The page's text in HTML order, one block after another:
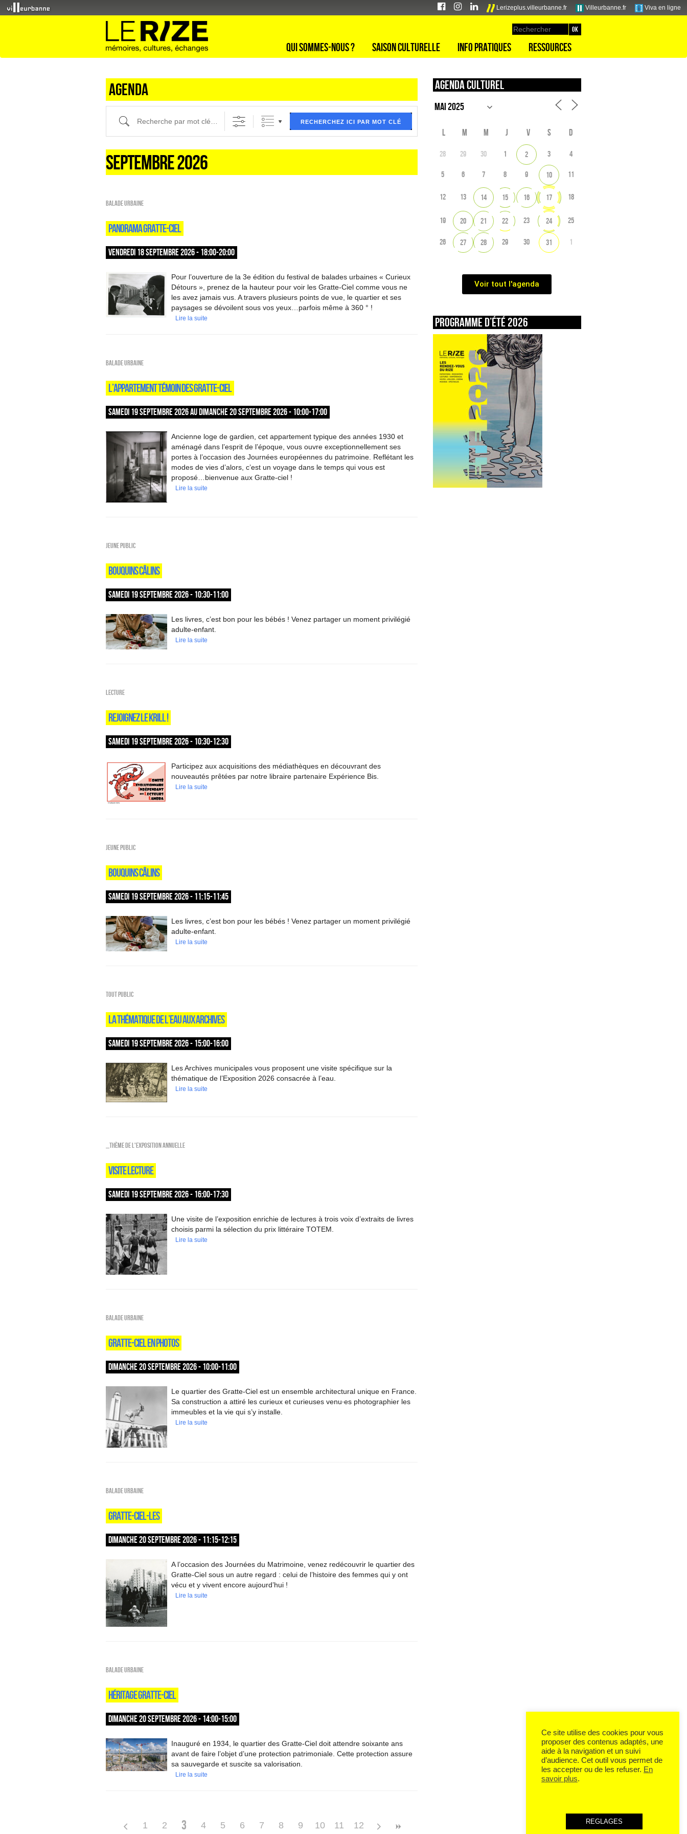
Lerizeplus.villeurbanne.fr Villeurbanne.fr Viva en ligne
Qui sommes-nous ? Saison culturelle Info pratiques Ressources
Agenda
Recherche par mot clé (ici) et / ou filtre (ci dessous) puis validez
RECHERCHEZ ICI PAR MOT CLÉ
SEPTEMBRE 2026
Balade urbaine
PANORAMA GRATTE-CIEL
VENDREDI 18 SEPTEMBRE 2026 - 18:00-20:00
Pour l’ouverture de la 3e édition du festival de balades urbaines « Curieux
Détours », prenez de la hauteur pour voir les Gratte-Ciel comme vous ne
les avez jamais vus. A travers plusieurs points de vue, le quartier et ses
paysages se dévoilent sous vos yeux…parfois même à 360 ° !
Lire la suite
Balade urbaine
L’APPARTEMENT TÉMOIN DES GRATTE-CIEL
SAMEDI 19 SEPTEMBRE 2026 AU DIMANCHE 20 SEPTEMBRE 2026 - 10:00-17:00
Ancienne loge de gardien, cet appartement typique des années 1930 et
aménagé dans l’esprit de l’époque, vous ouvre exceptionnellement ses
portes à l’occasion des Journées européennes du patrimoine. Reflétant les
modes de vies d’alors, c’est un voyage dans le temps qui vous est
proposé…bienvenue aux Gratte-ciel !
Lire la suite
Jeune public
BOUQUINS CÂLINS
SAMEDI 19 SEPTEMBRE 2026 - 10:30-11:00
Les livres, c’est bon pour les bébés ! Venez partager un moment privilégié
adulte-enfant.
Lire la suite
Lecture
REJOIGNEZ LE KRILL !
SAMEDI 19 SEPTEMBRE 2026 - 10:30-12:30
Participez aux acquisitions des médiathèques en découvrant des
nouveautés prêtées par notre libraire partenaire Expérience Bis.
Lire la suite
Jeune public
BOUQUINS CÂLINS
SAMEDI 19 SEPTEMBRE 2026 - 11:15-11:45
Les livres, c’est bon pour les bébés ! Venez partager un moment privilégié
adulte-enfant.
Lire la suite
Tout public
LA THÉMATIQUE DE L’EAU AUX ARCHIVES
SAMEDI 19 SEPTEMBRE 2026 - 15:00-16:00
Les Archives municipales vous proposent une visite spécifique sur la
thématique de l’Exposition 2026 consacrée à l’eau.
Lire la suite
_Thème de l'exposition annuelle
VISITE LECTURE
SAMEDI 19 SEPTEMBRE 2026 - 16:00-17:30
Une visite de l’exposition enrichie de lectures à trois voix d’extraits de livres
choisis parmi la sélection du prix littéraire TOTEM.
Lire la suite
Balade urbaine
GRATTE-CIEL EN PHOTOS
DIMANCHE 20 SEPTEMBRE 2026 - 10:00-11:00
Le quartier des Gratte-Ciel est un ensemble architectural unique en France.
Sa construction a attiré les curieux et curieuses venu∙es photographier les
immeubles et la vie qui s’y installe.
Lire la suite
Balade urbaine
GRATTE-CIEL-LES
DIMANCHE 20 SEPTEMBRE 2026 - 11:15-12:15
A l’occasion des Journées du Matrimoine, venez redécouvrir le quartier des
Gratte-Ciel sous un autre regard : celui de l’histoire des femmes qui y ont
vécu et y vivent encore aujourd’hui !
Lire la suite
Balade urbaine
HÉRITAGE GRATTE-CIEL
DIMANCHE 20 SEPTEMBRE 2026 - 14:00-15:00
Inauguré en 1934, le quartier des Gratte-Ciel doit attendre soixante ans
avant de faire l’objet d’une protection patrimoniale. Cette protection assure
sa sauvegarde et suscite sa valorisation.
Lire la suite
1 2 3 4 5 6 7 8 9 10 11 12
Agenda culturel
L M M J V S D
28 29 30 1 2 3 4
5 6 7 8 9 10 11
12 13 14 15 16 17 18
19 20 21 22 23 24 25
26 27 28 29 30 31 1
Voir tout l'agenda
Programme d’été 2026
Ce site utilise des cookies pour vous
proposer des contenus adaptés, une
aide à la navigation et un suivi
d’audience. Cet outil vous permet de
les accepter ou de les refuser. En
savoir plus.
REGLAGES